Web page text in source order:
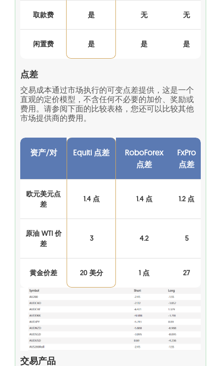
取款费 是 无 无
闲置费 是 是 是
点差
交易成本通过市场执行的可变点差提供，这是一个
直观的定价模型，不含任何不必要的加价、奖励或
费用。请参阅下面的比较表格，您还可以比较其他
市场提供商的费用。
资产/对 Equiti 点差
RoboForex
点差
FxPro
点差
欧元美元点
差
1.4 点 1.4 点 1.2 点
原油 WTI 价
差
3 4.2 5
黄金价差 20 美分 1 点 27
交易产品